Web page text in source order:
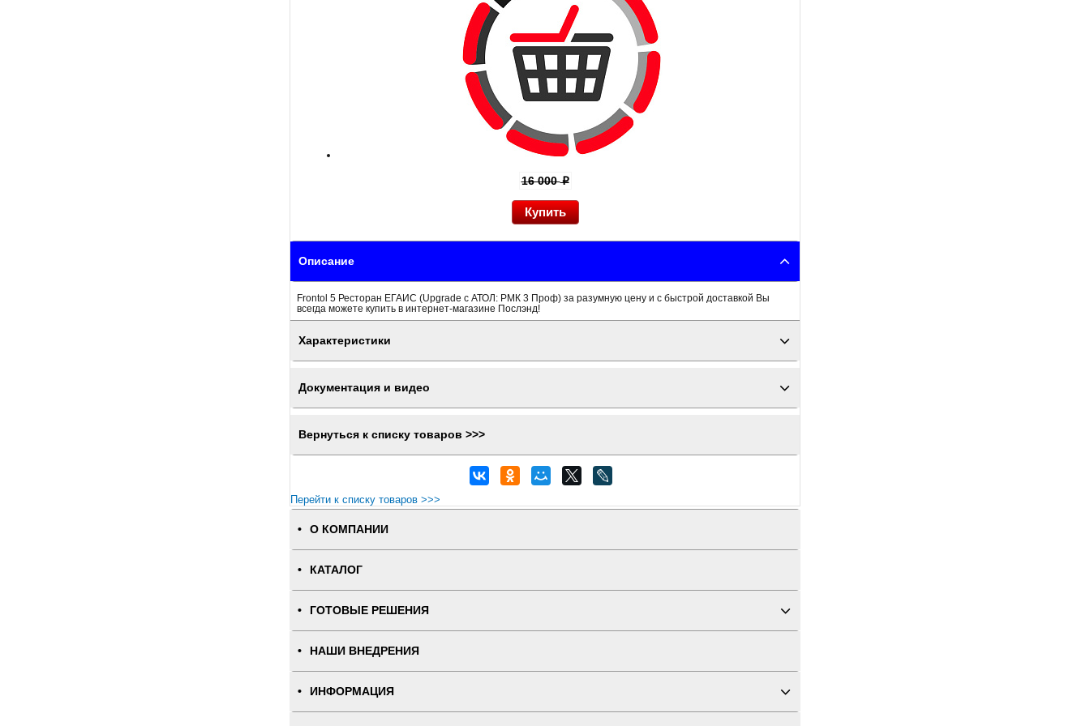
16 000p
Описание
Frontol 5 Ресторан ЕГАИС (Upgrade с АТОЛ: РМК 3 Проф) за разумную цену и с быстрой доставкой Вы
всегда можете купить в интернет-магазине Послэнд!
Характеристики
Документация и видео
Вернуться к списку товаров >>>
Перейти к списку товаров >>>
О КОМПАНИИ
КАТАЛОГ
ГОТОВЫЕ РЕШЕНИЯ
НАШИ ВНЕДРЕНИЯ
ИНФОРМАЦИЯ